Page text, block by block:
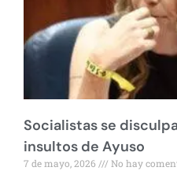
Socialistas se
insultos de Ayuso
7 de mayo, 2026 No hay